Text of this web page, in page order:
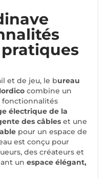
et de jeu, le bureau
combine un
fonctionnalités
électrique de la
des câbles et une
pour un espace de
est conçu pour
des créateurs et
un espace élégant,